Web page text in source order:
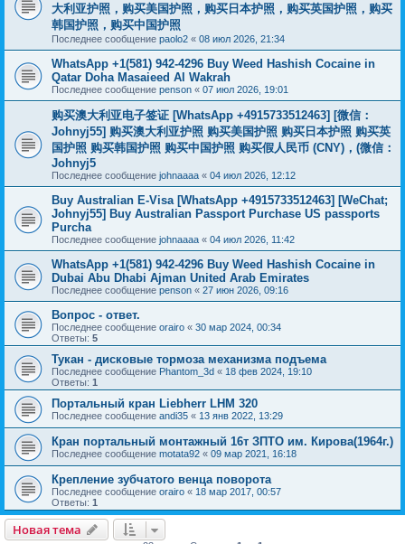
大利亚护照，购买美国护照，购买日本护照，购买英国护照，购买
韩国护照，购买中国护照
Последнее сообщение paolo2 « 08 июл 2026, 21:34
WhatsApp +1(581) 942-4296 Buy Weed Hashish Cocaine in
Qatar Doha Masaieed Al Wakrah
Последнее сообщение penson « 07 июл 2026, 19:01
购买澳大利亚电子签证 [WhatsApp +4915733512463] [微信：
Johnyj55] 购买澳大利亚护照 购买美国护照 购买日本护照 购买英
国护照 购买韩国护照 购买中国护照 购买假人民币 (CNY)，(微信：
Johnyj5
Последнее сообщение johnaaaa « 04 июл 2026, 12:12
Buy Australian E-Visa [WhatsApp +4915733512463] [WeChat;
Johnyj55] Buy Australian Passport Purchase US passports
Purcha
Последнее сообщение johnaaaa « 04 июл 2026, 11:42
WhatsApp +1(581) 942-4296 Buy Weed Hashish Cocaine in
Dubai Abu Dhabi Ajman United Arab Emirates
Последнее сообщение penson « 27 июн 2026, 09:16
Вопрос - ответ.
Последнее сообщение orairo « 30 мар 2024, 00:34
Ответы: 5
Тукан - дисковые тормоза механизма подъема
Последнее сообщение Phantom_3d « 18 фев 2024, 19:10
Ответы: 1
Портальный кран Liebherr LHM 320
Последнее сообщение andi35 « 13 янв 2022, 13:29
Кран портальный монтажный 16т ЗПТО им. Кирова(1964г.)
Последнее сообщение motata92 « 09 мар 2021, 16:18
Крепление зубчатого венца поворота
Последнее сообщение orairo « 18 мар 2017, 00:57
Ответы: 1
Новая тема